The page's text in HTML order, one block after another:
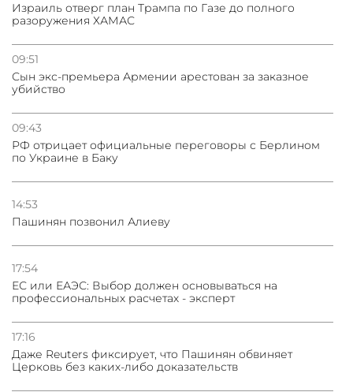
Израиль отверг план Трампа по Газе до полного
разоружения ХАМАС
09:51
Сын экс-премьера Армении арестован за заказное
убийство
09:43
РФ отрицает официальные переговоры с Берлином
по Украине в Баку
14:53
Пашинян позвонил Алиеву
17:54
ЕС или ЕАЭС: Выбор должен основываться на
профессиональных расчетах - эксперт
17:16
Даже Reuters фиксирует, что Пашинян обвиняет
Церковь без каких-либо доказательств